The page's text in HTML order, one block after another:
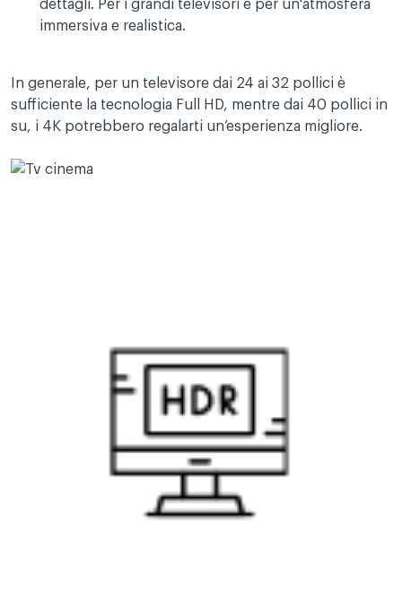
dettagli. Per i grandi televisori e per un'atmosfera
immersiva e realistica.
In generale, per un televisore dai 24 ai 32 pollici è
sufficiente la tecnologia Full HD, mentre dai 40 pollici in
su, i 4K potrebbero regalarti un’esperienza migliore.